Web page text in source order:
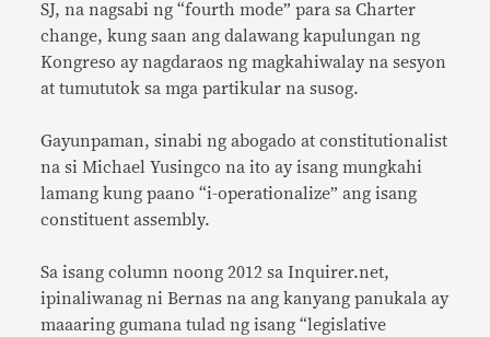
SJ, na nagsabi ng “fourth mode” para sa Charter
change, kung saan ang dalawang kapulungan ng
Kongreso ay nagdaraos ng magkahiwalay na sesyon
at tumututok sa mga partikular na susog.
Gayunpaman, sinabi ng abogado at constitutionalist
na si Michael Yusingco na ito ay isang mungkahi
lamang kung paano “i-operationalize” ang isang
constituent assembly.
Sa isang column noong 2012 sa Inquirer.net,
ipinaliwanag ni Bernas na ang kanyang panukala ay
maaaring gumana tulad ng isang“legislative